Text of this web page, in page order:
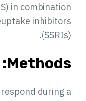
in combination
inhibitors
(SSRIs).
Methods:
during a